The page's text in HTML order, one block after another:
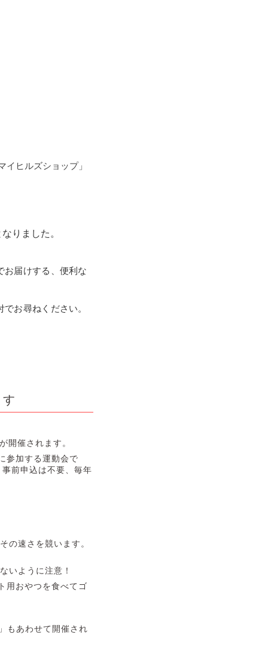
ヒルズショップ」
りました。
お届けする、便利な
お尋ねください。
催されます。
参加する運動会で
前申込は不要、毎年
の速さを競います。
いように注意！
用おやつを食べてゴ
もあわせて開催され